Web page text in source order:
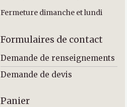
Fermeture dimanche et lundi
Formulaires de contact
Demande de renseignements
Demande de devis
Panier